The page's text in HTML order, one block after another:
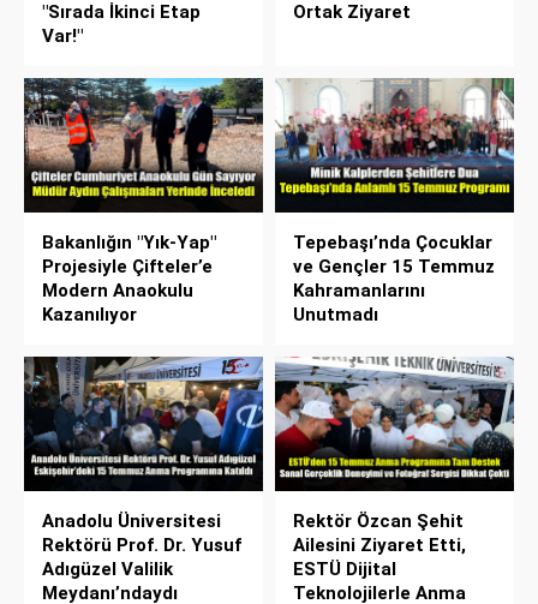
"Sırada İkinci Etap
Var!"
Ortak Ziyaret
Bakanlığın "Yık-Yap"
Projesiyle Çifteler’e
Modern Anaokulu
Kazanılıyor
Tepebaşı’nda Çocuklar
ve Gençler 15 Temmuz
Kahramanlarını
Unutmadı
Anadolu Üniversitesi
Rektörü Prof. Dr. Yusuf
Adıgüzel Valilik
Meydanı’ndaydı
Rektör Özcan Şehit
Ailesini Ziyaret Etti,
ESTÜ Dijital
Teknolojilerle Anma